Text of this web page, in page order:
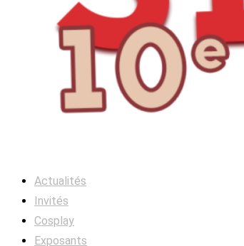
Actualités
Invités
Cosplay
Exposants